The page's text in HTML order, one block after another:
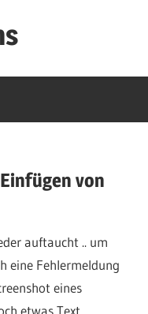
von
auftaucht .. um
eine Fehlermeldung
eines
etwas Text